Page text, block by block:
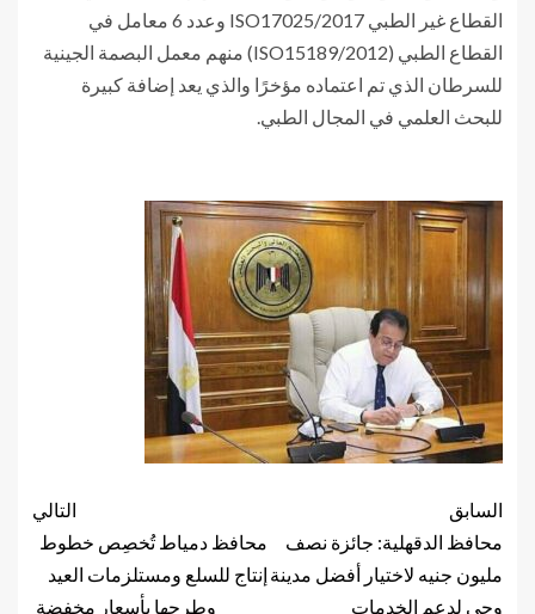
القطاع غير الطبي ISO17025/2017 وعدد 6 معامل في
القطاع الطبي (ISO15189/2012) منهم معمل البصمة الجينية
للسرطان الذي تم اعتماده مؤخرًا والذي يعد إضافة كبيرة
للبحث العلمي في المجال الطبي.
السابق
محافظ الدقهلية: جائزة نصف
مليون جنيه لاختيار أفضل مدينة
وحى لدعم الخدمات
التالي
محافظ دمياط تُخصِص خطوط
إنتاج للسلع ومستلزمات العيد
وطرحها بأسعار مخفضة